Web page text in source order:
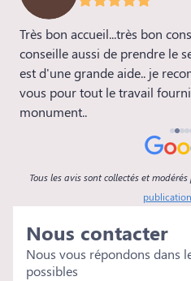
Très bon accueil...très bon
conseille aussi de prendre le
est d'une grande aide.. je
vous pour tout le travail
monument..
Tous les avis sont collectés et
Nous contacter
Nous vous répondons dans
possibles